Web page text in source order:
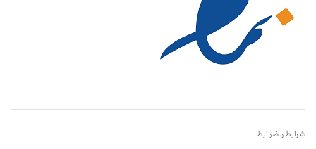
شرایط و ضوابط